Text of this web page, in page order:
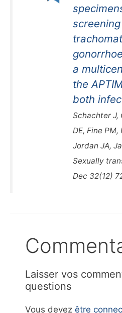
a
the
both
Schachter J,
DE, Fine
Jordan JA,
Sexually
Dec 32(12)
Laisser vos
questions
Vous devez être